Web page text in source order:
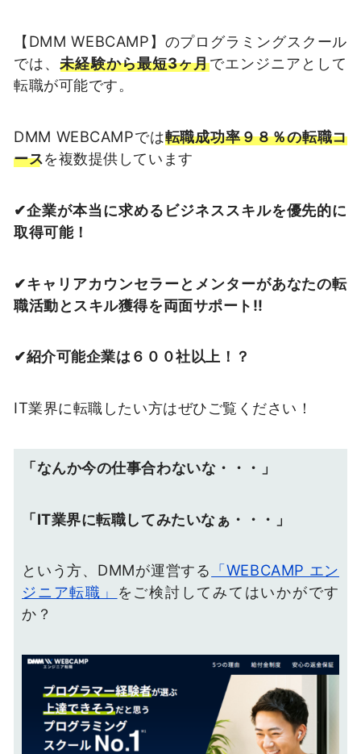
【DMM WEBCAMP】のプログラミングスクール
では、 未経験から最短3ヶ月でエンジニアとして
転職が可能です。
DMM WEBCAMPでは転職成功率９８％の転職コ
ースを複数提供しています
✔︎︎︎企業が本当に求めるビジネススキルを優先的に
取得可能！
✔︎︎︎︎キャリアカウンセラーとメンターがあなたの転
職活動とスキル獲得を両面サポート‼
✔︎︎︎紹介可能企業は６００社以上！？
IT業界に転職したい方はぜひご覧ください！
「なんか今の仕事合わないな・・・」
「IT業界に転職してみたいなぁ・・・」
という方、DMMが運営する 「WEBCAMP エン
ジニア転職」
をご検討してみてはいかがです
か？